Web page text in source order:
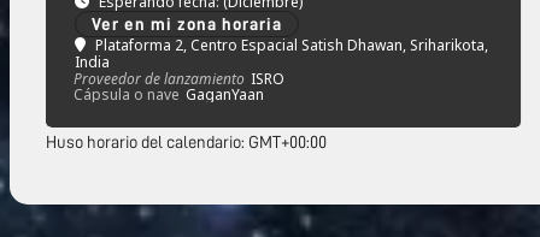
Ver en mi zona horaria
Plataforma 2, Centro Espacial Satish Dhawan, Sriharikota,
India
Proveedor de lanzamiento ISRO
Cápsula o nave GaganYaan
Huso horario del calendario: GMT+00:00